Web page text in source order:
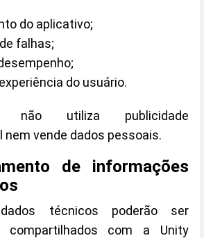
do aplicativo;
falhas;
do usuário.
não utiliza publicidade
vende dados pessoais.
de informações
dados técnicos poderão ser
compartilhados com a Unity